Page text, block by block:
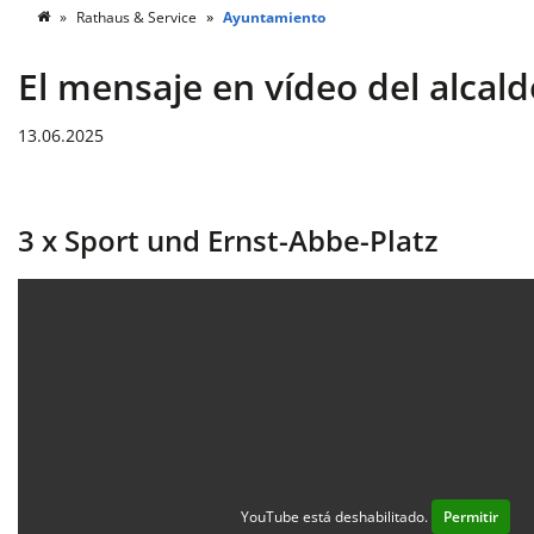
Rathaus & Service Ayuntamiento
El mensaje en vídeo del
13.06.2025
3 x Sport und Ernst-Abbe-Platz
YouTube está deshabilitado. Permitir